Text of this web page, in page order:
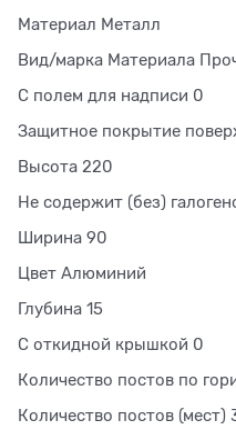
Материал Металл
Вид/марка Материала
С полем для надписи 0
Защитное покрытие
Высота 220
Не содержит (без)
Ширина 90
Цвет Алюминий
Глубина 15
С откидной крышкой 0
Количество постов по
Количество постов (мест)